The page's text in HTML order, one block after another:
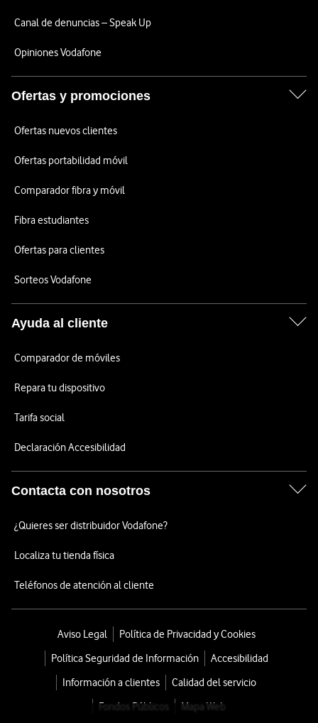
Canal de denuncias – Speak Up
Opiniones Vodafone
Ofertas y promociones
Ofertas nuevos clientes
Ofertas portabilidad móvil
Comparador fibra y móvil
Fibra estudiantes
Ofertas para clientes
Sorteos Vodafone
Ayuda al cliente
Comparador de móviles
Repara tu dispositivo
Tarifa social
Declaración Accesibilidad
Contacta con nosotros
¿Quieres ser distribuidor Vodafone?
Localiza tu tienda física
Teléfonos de atención al cliente
Aviso Legal
Política de Privacidad y Cookies
Política Seguridad de Información
Accesibilidad
Información a clientes
Calidad del servicio
Fondos Públicos
Mapa Web